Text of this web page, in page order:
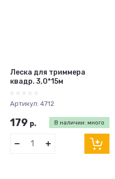
Леска для триммера
квадр. 3,0*15м
Артикул: 4712
В наличии: много
179 р.